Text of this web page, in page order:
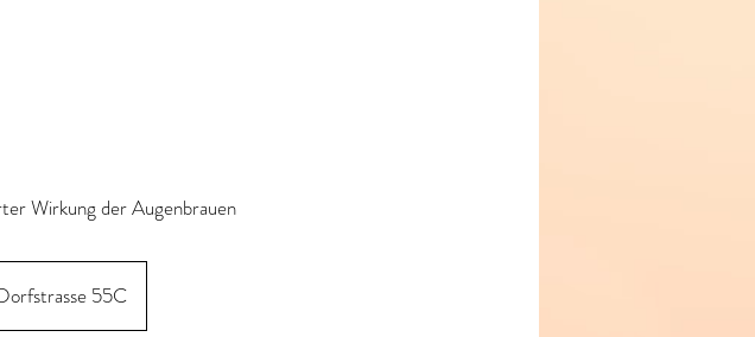
Wirkung der Augenbrauen
55C